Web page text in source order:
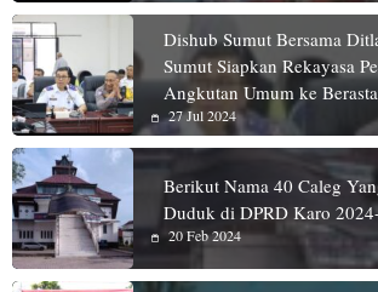
Dishub Sumut Bersama
Sumut Siapkan Rekayasa
Angkutan Umum ke
27 Jul 2024
Berikut Nama 40 Caleg
Duduk di DPRD Karo
20 Feb 2024